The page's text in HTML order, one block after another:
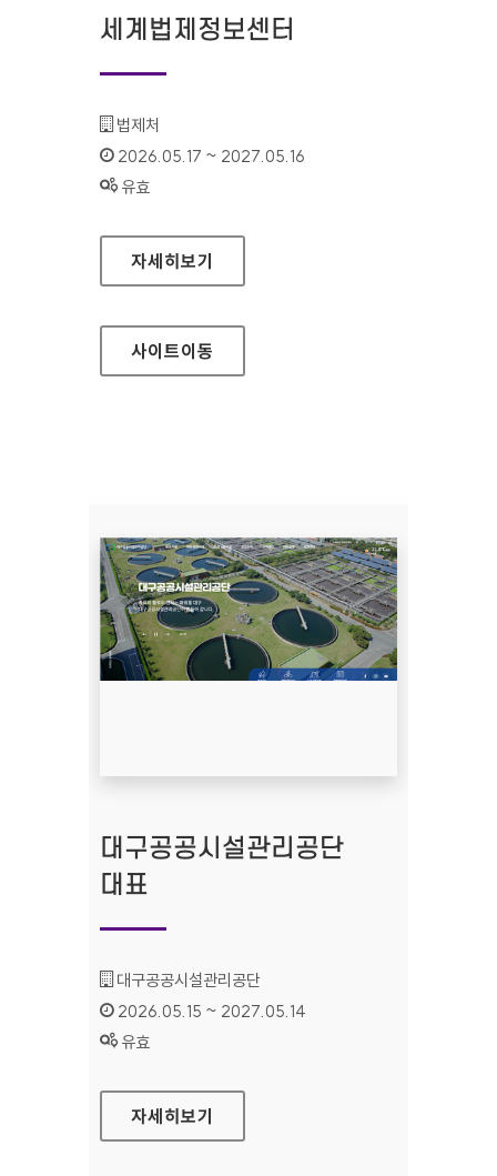
세계법제정보센터
기관명 :
법제처
인증기간 :
2026.05.17 ~ 2027.05.16
상태 :
유효
세계법제정보센터
자세히보기
사이트이동
대구공공시설관리공단
대표
기관명 :
대구공공시설관리공단
인증기간 :
2026.05.15 ~ 2027.05.14
상태 :
유효
대구공공시설관리공단 대표
자세히보기